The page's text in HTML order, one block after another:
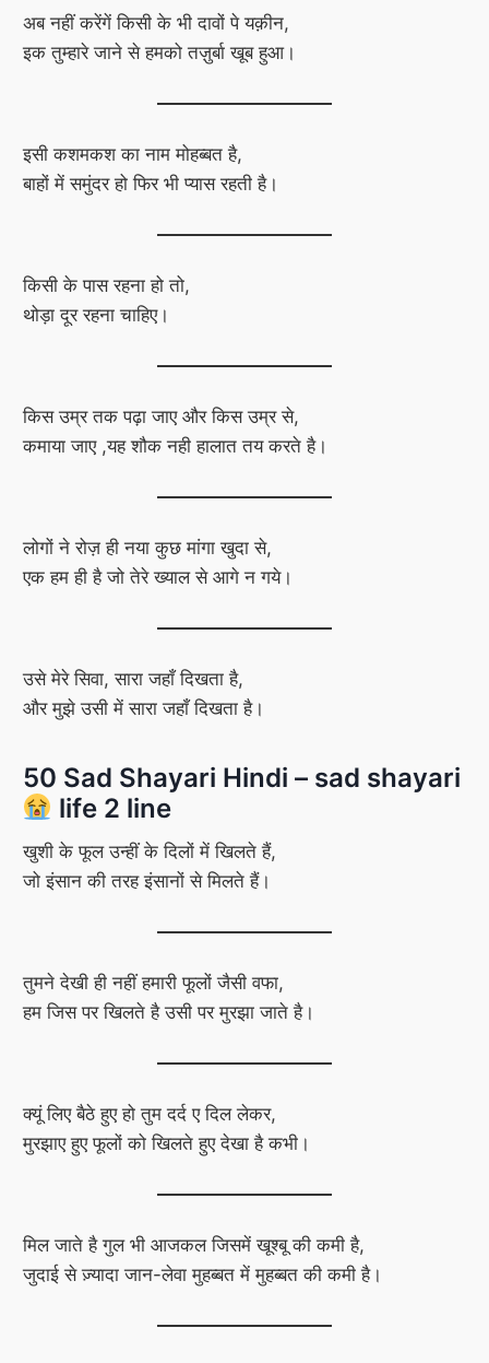
अब नहीं करेंगें किसी के भी दावों पे यक़ीन,
इक तुम्हारे जाने से हमको तज़ुर्बा खूब हुआ।
इसी कशमकश का नाम मोहब्बत है,
बाहों में समुंदर हो फिर भी प्यास रहती है।
किसी के पास रहना हो तो,
थोड़ा दूर रहना चाहिए।
किस उम्र तक पढ़ा जाए और किस उम्र से,
कमाया जाए ,यह शौक नही हालात तय करते है।
लोगों ने रोज़ ही नया कुछ मांगा खुदा से,
एक हम ही है जो तेरे ख्याल से आगे न गये।
उसे मेरे सिवा, सारा जहाँ दिखता है,
और मुझे उसी में सारा जहाँ दिखता है।
50 Sad Shayari Hindi – sad shayari
life 2 line
खुशी के फूल उन्हीं के दिलों में खिलते हैं,
जो इंसान की तरह इंसानों से मिलते हैं।
तुमने देखी ही नहीं हमारी फूलों जैसी वफा,
हम जिस पर खिलते है उसी पर मुरझा जाते है।
क्यूं लिए बैठे हुए हो तुम दर्द ए दिल लेकर,
मुरझाए हुए फूलों को खिलते हुए देखा है कभी।
मिल जाते है गुल भी आजकल जिसमें खूश्बू की कमी है,
जुदाई से ज़्यादा जान-लेवा मुहब्बत में मुहब्बत की कमी है।